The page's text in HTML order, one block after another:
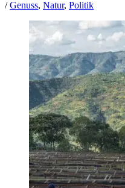
/Genuss, Natur, Politik